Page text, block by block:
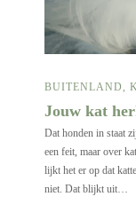
BUITENLAND,
Jouw kat
Dat honden in staat
een feit, maar over
lijkt het er op dat
niet. Dat blijkt uit…